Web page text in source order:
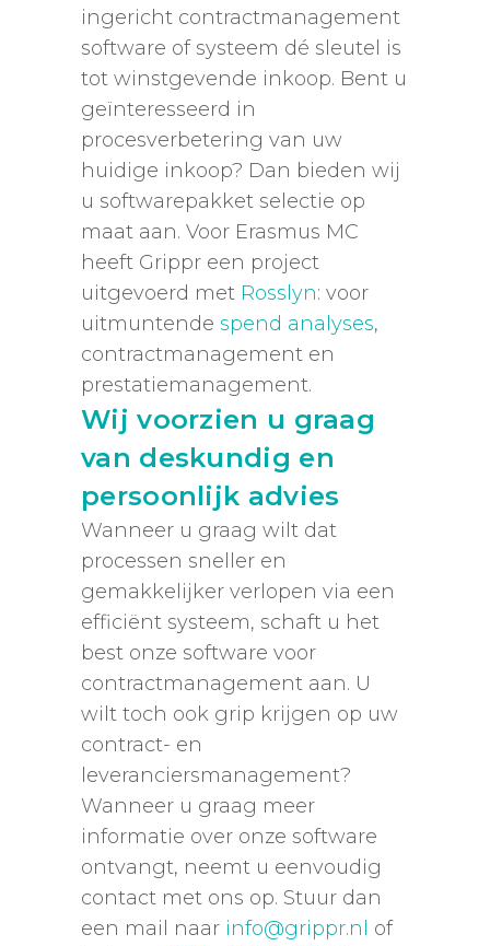
ingericht contractmanagement
software of systeem dé sleutel is
tot winstgevende inkoop. Bent u
geïnteresseerd in
procesverbetering van uw
huidige inkoop? Dan bieden wij
u softwarepakket selectie op
maat aan. Voor Erasmus MC
heeft Grippr een project
uitgevoerd met Rosslyn: voor
uitmuntende spend analyses,
contractmanagement en
prestatiemanagement.
Wij voorzien u graag
van deskundig en
persoonlijk advies
Wanneer u graag wilt dat
processen sneller en
gemakkelijker verlopen via een
efficiënt systeem, schaft u het
best onze software voor
contractmanagement aan. U
wilt toch ook grip krijgen op uw
contract- en
leveranciersmanagement?
Wanneer u graag meer
informatie over onze software
ontvangt, neemt u eenvoudig
contact met ons op. Stuur dan
een mail naar info@grippr.nl of